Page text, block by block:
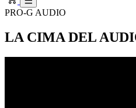
PRO-G AUDIO
LA CIMA DEL